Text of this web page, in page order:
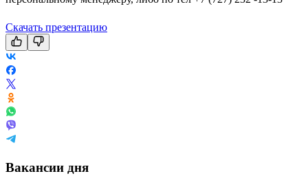
Скачать презентацию
Вакансии дня